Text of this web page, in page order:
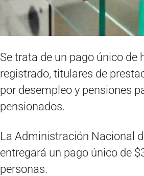
Se trata de un pago único
registrado, titulares de
por desempleo y pensiones
pensionados.
La Administración Nacional
entregará un pago único de
personas.